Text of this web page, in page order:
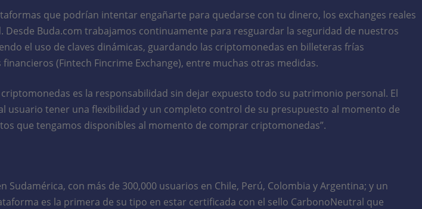
que podrían intentar engañarte para quedarse con tu dinero, los exchanges reales
Buda.com trabajamos continuamente para resguardar la seguridad de nuestros
el uso de claves dinámicas, guardando las criptomonedas en billeteras frías
(Fintech Fincrime Exchange), entre muchas otras medidas.
es la responsabilidad sin dejar expuesto todo su patrimonio personal. El
tener una flexibilidad y un completo control de su presupuesto al momento de
que tengamos disponibles al momento de comprar criptomonedas”.
con más de 300,000 usuarios en Chile, Perú, Colombia y Argentina; y un
es la primera de su tipo en estar certificada con el sello CarbonoNeutral que